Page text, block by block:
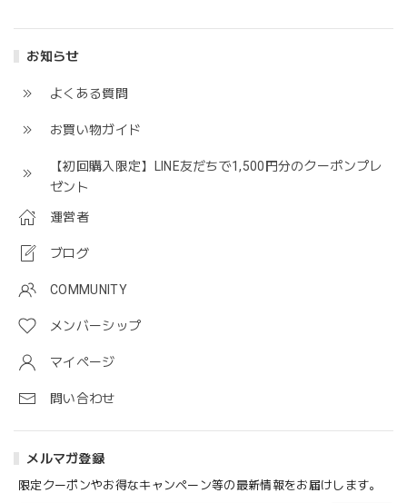
お知らせ
よくある質問
お買い物ガイド
【初回購入限定】LINE友だちで1,500円分のクーポンプレ
ゼント
運営者
ブログ
COMMUNITY
メンバーシップ
マイページ
問い合わせ
メルマガ登録
限定クーポンやお得なキャンペーン等の最新情報をお届けします。